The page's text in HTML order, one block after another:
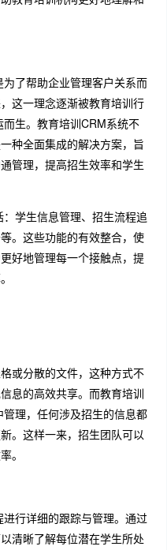
了帮助企业管理客户关系而
这一理念逐渐被教育培训行
生。教育培训CRM系统不
种全面集成的解决方案，旨
管理，提高招生效率和学生
学生信息管理、招生流程追
。这些功能的有效整合，使
好地管理每一个接触点，提
或分散的文件，这种方式不
息的高效共享。而教育培训
理，任何涉及招生的信息都
。这样一来，招生团队可以
。
行详细的跟踪与管理。通过
清晰了解每位潜在学生所处